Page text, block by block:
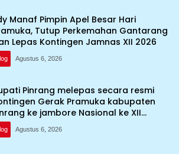
Manaf Pimpin Apel Besar Hari
Tutup Perkemahan Gantarang
Lepas Kontingen Jamnas XII 2026
Agustus 6, 2026
Pinrang melepas secara resmi
Gerak Pramuka kabupaten
ke jambore Nasional ke XII
perkemahan Cibubur
Agustus 6, 2026